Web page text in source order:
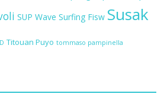
SUP Wave Surfing Fisw Susak
Titouan Puyo tommaso pampinella